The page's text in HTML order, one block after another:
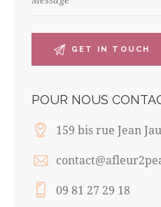
POUR NOUS
159 bis rue Jean
09 81 27 29 18